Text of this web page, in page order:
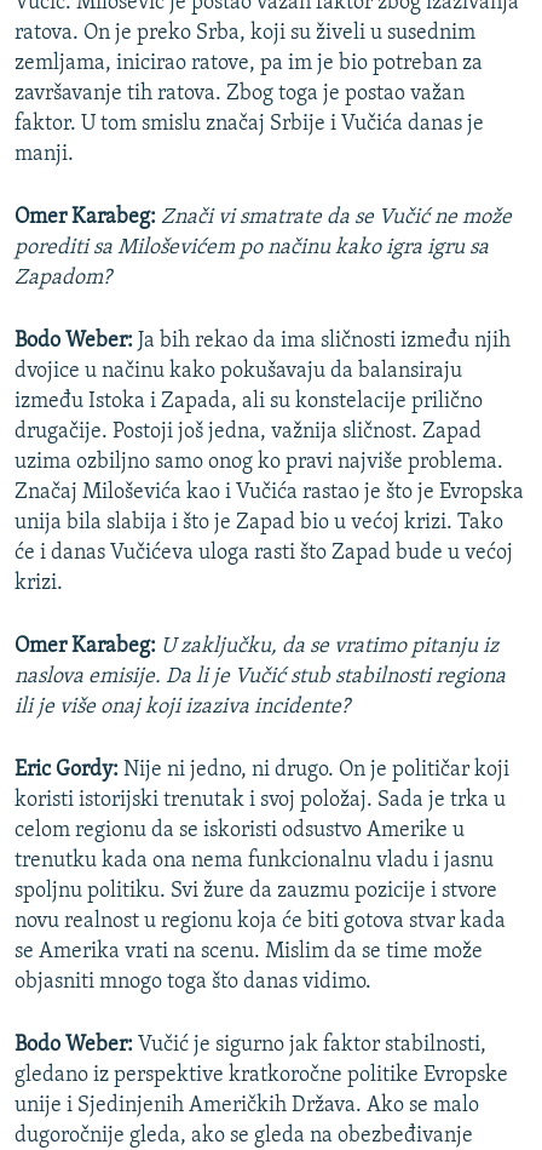
ratova. On je preko Srba, koji su živeli u susednim
zemljama, inicirao ratove, pa im je bio potreban za
završavanje tih ratova. Zbog toga je postao važan
faktor. U tom smislu značaj Srbije i Vučića danas je
manji.
Omer Karabeg: Znači vi smatrate da se Vučić ne može
porediti sa Miloševićem po načinu kako igra igru sa
Zapadom?
Bodo Weber: Ja bih rekao da ima sličnosti između njih
dvojice u načinu kako pokušavaju da balansiraju
između Istoka i Zapada, ali su konstelacije prilično
drugačije. Postoji još jedna, važnija sličnost. Zapad
uzima ozbiljno samo onog ko pravi najviše problema.
Značaj Miloševića kao i Vučića rastao je što je Evropska
unija bila slabija i što je Zapad bio u većoj krizi. Tako
će i danas Vučićeva uloga rasti što Zapad bude u većoj
krizi.
Omer Karabeg: U zaključku, da se vratimo pitanju iz
naslova emisije. Da li je Vučić stub stabilnosti regiona
ili je više onaj koji izaziva incidente?
Eric Gordy: Nije ni jedno, ni drugo. On je političar koji
koristi istorijski trenutak i svoj položaj. Sada je trka u
celom regionu da se iskoristi odsustvo Amerike u
trenutku kada ona nema funkcionalnu vladu i jasnu
spoljnu politiku. Svi žure da zauzmu pozicije i stvore
novu realnost u regionu koja će biti gotova stvar kada
se Amerika vrati na scenu. Mislim da se time može
objasniti mnogo toga što danas vidimo.
Bodo Weber: Vučić je sigurno jak faktor stabilnosti,
gledano iz perspektive kratkoročne politike Evropske
unije i Sjedinjenih Američkih Država. Ako se malo
dugoročnije gleda, ako se gleda na obezbeđivanje